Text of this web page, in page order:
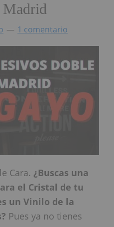
Madrid
1 comentario
Cara. ¿Buscas una
el Cristal de tu
un Vinilo de la
Pues ya no tienes